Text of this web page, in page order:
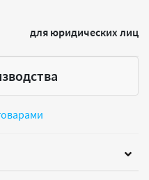
для юридических лиц